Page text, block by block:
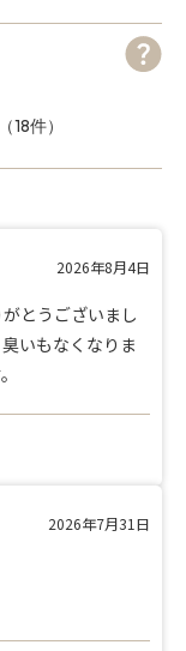
（18件）
2026年8月4日
とうございまし
いもなくなりま
2026年7月31日